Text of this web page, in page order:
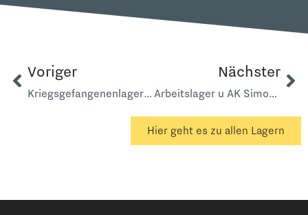
Voriger
Kriegsgefangenenlager 1056 A Sophienhof
Nächster
Arbeitslager u AK Simonswolde Alte Schule
Hier geht es zu allen Lagern